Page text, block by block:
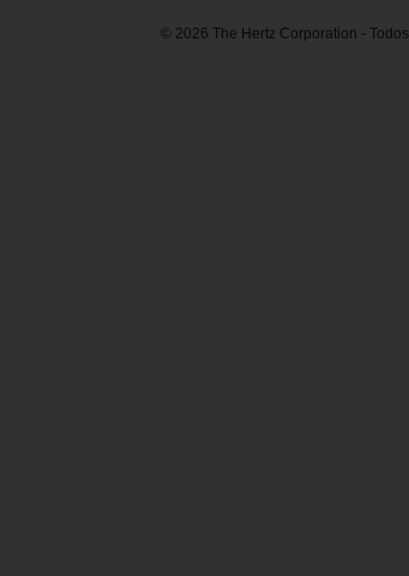
© 2026 The Hertz Corporation -